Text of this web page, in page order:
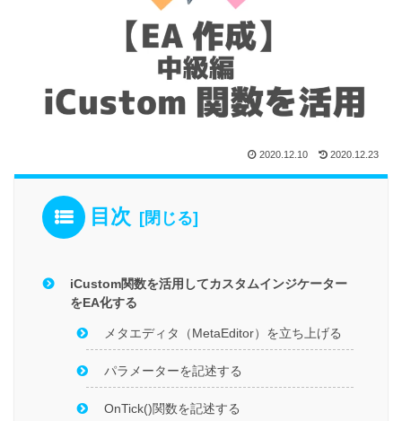
2020.12.10 2020.12.23
目次
iCustom関数を活用してカスタムインジケーター
をEA化する
メタエディタ（MetaEditor）を立ち上げる
パラメーターを記述する
OnTick()関数を記述する